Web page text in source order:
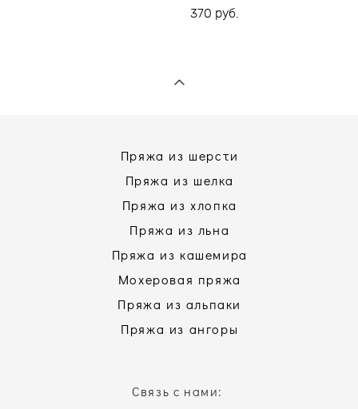
370 pуб.
Пряжа из шерсти
Пряжа из шелка
Пряжа из хлопка
Пряжа из льна
Пряжа из кашемира
Мохеровая пряжа
Пряжа из альпаки
Пряжа из ангоры
Связь с нами: